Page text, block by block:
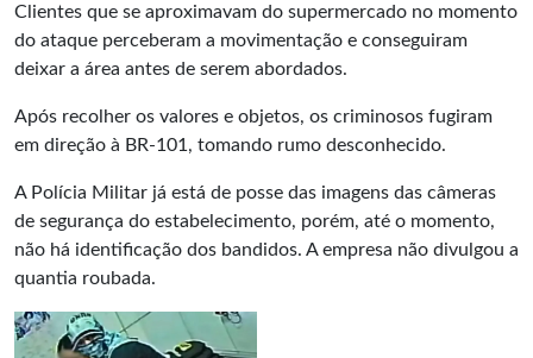
Clientes que se aproximavam do supermercado no momento
do ataque perceberam a movimentação e conseguiram
deixar a área antes de serem abordados.
Após recolher os valores e objetos, os criminosos fugiram
em direção à BR-101, tomando rumo desconhecido.
A Polícia Militar já está de posse das imagens das câmeras
de segurança do estabelecimento, porém, até o momento,
não há identificação dos bandidos. A empresa não divulgou a
quantia roubada.